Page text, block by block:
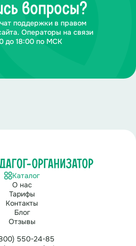
вопросы?
поддержки в правом
Операторы на связи
до 18:00 по МСК
Каталог
О нас
Тарифы
Контакты
Блог
Отзывы
550-24-85